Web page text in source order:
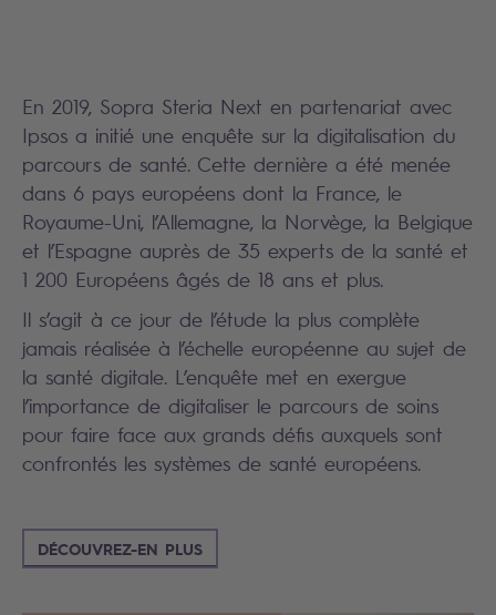
En 2019, Sopra Steria Next en partenariat avec
Ipsos a initié une enquête sur la digitalisation du
parcours de santé. Cette dernière a été menée
dans 6 pays européens dont la France, le
Royaume-Uni, l’Allemagne, la Norvège, la Belgique
et l’Espagne auprès de 35 experts de la santé et
1 200 Européens âgés de 18 ans et plus.
Il s’agit à ce jour de l’étude la plus complète
jamais réalisée à l’échelle européenne au sujet de
la santé digitale. L’enquête met en exergue
l’importance de digitaliser le parcours de soins
pour faire face aux grands défis auxquels sont
confrontés les systèmes de santé européens.
DÉCOUVREZ-EN PLUS